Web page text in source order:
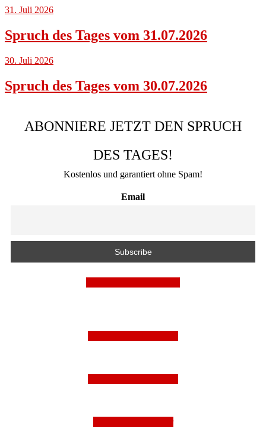
31. Juli 2026
Spruch des Tages vom 31.07.2026
30. Juli 2026
Spruch des Tages vom 30.07.2026
ABONNIERE JETZT DEN SPRUCH
DES TAGES!
Kostenlos und garantiert ohne Spam!
Email